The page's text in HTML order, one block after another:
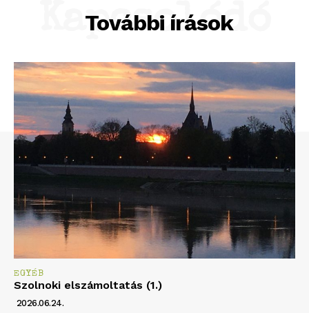
További írások
Kapcsolódó
EGYÉB
Szolnoki elszámoltatás (1.)
2026.06.24.